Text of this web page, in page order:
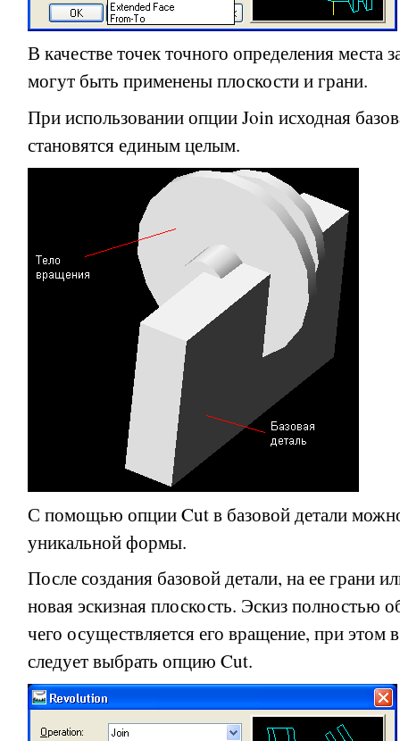
В качестве точек точного определения места
могут быть применены плоскости и грани.
При использовании опцииJoin исходная
становятся единым целым.
С помощью опцииCutв базовой детали
уникальной формы.
После создания базовой детали, на ее грани
новая эскизная плоскость. Эскиз полностью
чего осуществляется его вращение, при
следует выбрать опцию Cut.